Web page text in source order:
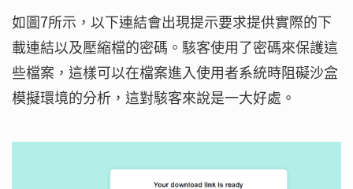
如圖7所示，以下連結會出現提示要求提供實際的下
載連結以及壓縮檔的密碼。駭客使用了密碼來保護這
些檔案，這樣可以在檔案進入使用者系統時阻礙沙盒
模擬環境的分析，這對駭客來說是一大好處。